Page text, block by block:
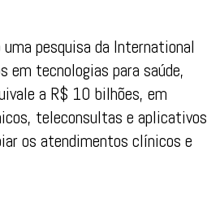
pesquisa da International
em tecnologias para saúde,
a R$ 10 bilhões, em
teleconsultas e aplicativos
os atendimentos clínicos e